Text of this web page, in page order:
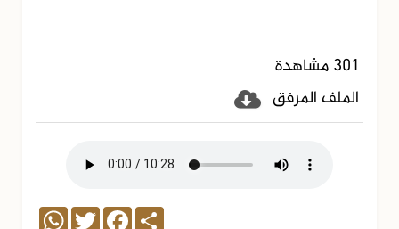
301 مشاهدة
الملف المرفق
Share
Facebook
Twitter
WhatsApp